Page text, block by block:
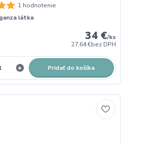
1 hodnotenie
látka
34 €/ks
27,64 €bez DPH
Pridať do košíka